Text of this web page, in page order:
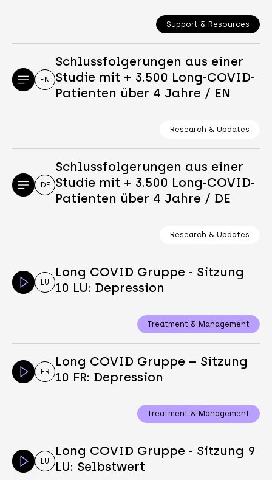
Support & Resources
EN
Schlussfolgerungen aus einer
Studie mit + 3.500 Long-COVID-
Patienten über 4 Jahre / EN
Research & Updates
DE
Schlussfolgerungen aus einer
Studie mit + 3.500 Long-COVID-
Patienten über 4 Jahre / DE
Research & Updates
LU
Long COVID Gruppe - Sitzung
10 LU: Depression
Treatment & Management
FR
Long COVID Gruppe – Sitzung
10 FR: Depression
Treatment & Management
LU
Long COVID Gruppe - Sitzung 9
LU: Selbstwert